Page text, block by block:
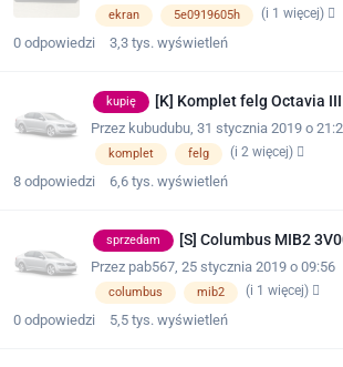
ekran 5e0919605h (i 1 więcej)
0 odpowiedzi 3,3 tys. wyświetleń
kupię [K] Komplet felg Octavia III
Przez kubudubu 31 stycznia 2019 o
komplet felg (i 2 więcej)
8 odpowiedzi 6,6 tys. wyświetleń
sprzedam [S] Columbus MIB2
Przez pab567 25 stycznia 2019 o 09:56
columbus mib2 (i 1 więcej)
0 odpowiedzi 5,5 tys. wyświetleń